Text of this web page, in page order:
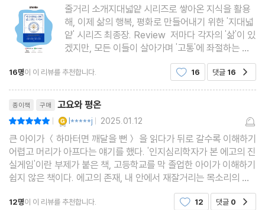
줄거리 소개지대넓얕 시리즈로 쌓아온 지식을 활용
해, 이제 삶의 행복, 평화로 만들어내기 위한 '지대넓
얕' 시리즈 최종장. Review 저마다 각자의 '삶'이 있
겠지만, 모든 이들이 살아가며 '고통'에 좌절하는 순
간을 마주한다. 언제까지 이렇게 살아야 할까, 평생
이렇게 고통을 느끼며 살아야 하는 걸까. 이런 대답
의 강연들
16명이 이 리뷰를 추천합니다. 16 댓글 16
종이책 구매 고요와 평온
| l*****j | 2025.01.12
큰 아이가 ＜하마터면 깨달을 뻔＞ 을 읽다가 뒤로 갈수록 이해하기
어렵고 머리가 아프다는 얘기를 했다. '인지심리학자가 본 에고의 진
실게임'이란 부제가 붙은 책, 고등학교를 막 졸업한 아이가 이해하기
쉽지 않은 책이다. 에고의 존재, 내 안에서 재잘거리는 목소리의 주
인공, 끊임없이 생각을 일으키고, 지금 이 순간에 온전히 머물지 못
하게 하는 존재에 대해 이야기 하는 책이다.
12명이 이 리뷰를 추천합니다. 12 댓글 0